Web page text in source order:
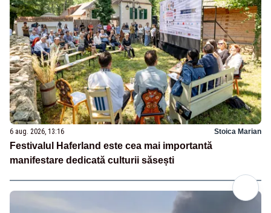
6 aug. 2026, 13:16 Stoica Marian
Festivalul Haferland este cea mai importantă
manifestare dedicată culturii săsești